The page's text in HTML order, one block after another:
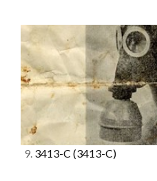
9. 3413-C (3413-C)